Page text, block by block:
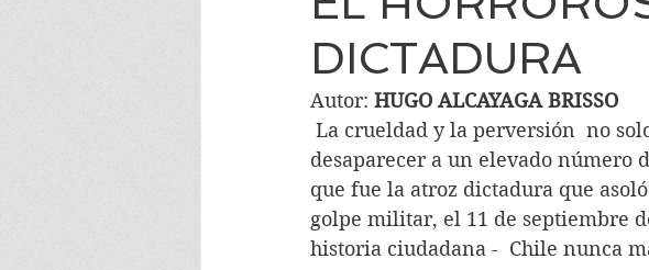
DICTADURA
Autor: HUGO ALCAYAGA BRISSO
desaparecer a un elevado número
que fue la atroz dictadura que
golpe militar, el 11 de septiembre
historia ciudadana -  Chile nunca